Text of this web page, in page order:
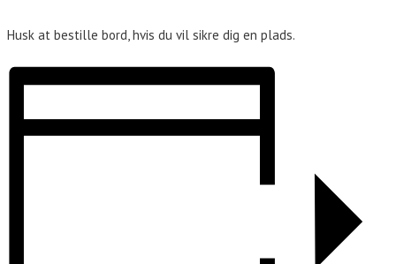
Husk at bestille bord, hvis du vil sikre dig en plads.